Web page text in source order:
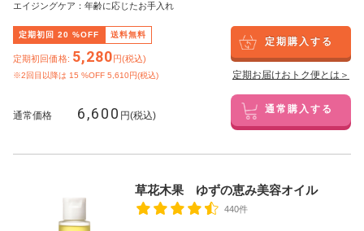
エイジングケア：年齢に応じたお手入れ
定期初回 20 %OFF 送料無料
定期初回価格: 5,280円(税込)
※2回目以降は 15 %OFF 5,610円(税込)
定期購入する
定期お届けおトク便とは＞
通常価格 6,600 円(税込) 通常購入する
草花木果 ゆずの恵み美容オイル
440件